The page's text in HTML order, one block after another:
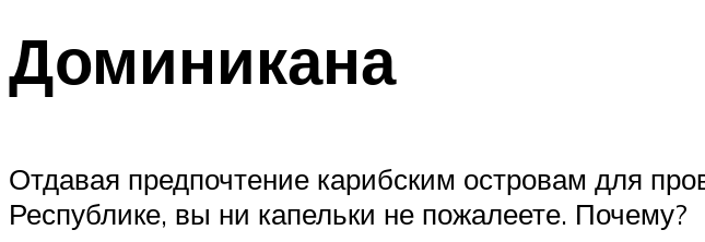
Доминикана
Отдавая предпочтение карибским островам для
Республике, вы ни капельки не пожалеете. Почему?